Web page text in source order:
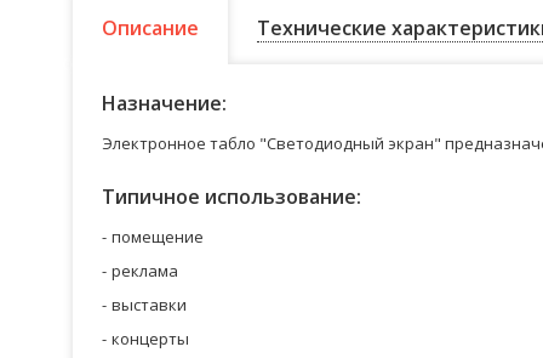
Описание Технические
Назначение:
Электронное табло "Светодиодный экран"
Типичное использование:
помещение
реклама
выставки
концерты